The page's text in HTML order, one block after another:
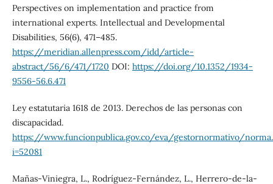
Perspectives on implementation and practice from
international experts. Intellectual and Developmental
Disabilities, 56(6), 471–485.
https://meridian.allenpress.com/idd/article-
abstract/56/6/471/1720 DOI: https://doi.org/10.1352/1934-
9556-56.6.471
Ley estatutaria 1618 de 2013. Derechos de las personas con
discapacidad.
https://www.funcionpublica.gov.co/eva/gestornormativo/
i=52081
Mañas-Viniegra, L., Rodríguez-Fernández, L., Herrero-de-la-